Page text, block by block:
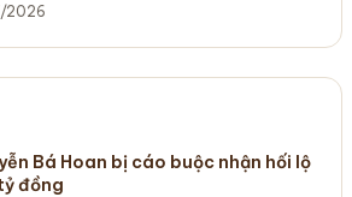
2026
Bá Hoan bị cáo buộc nhận hối lộ
đồng